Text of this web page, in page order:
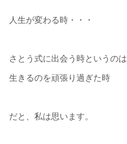
人生が変わる時・・・
さとう式に出会う時というのは
生きるのを頑張り過ぎた時
だと、私は思います。